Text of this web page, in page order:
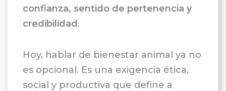
confianza, sentido de pertenencia y
credibilidad .
Hoy, hablar de bienestar animal ya no
es opcional. Es una exigencia ética,
social y productiva que define a